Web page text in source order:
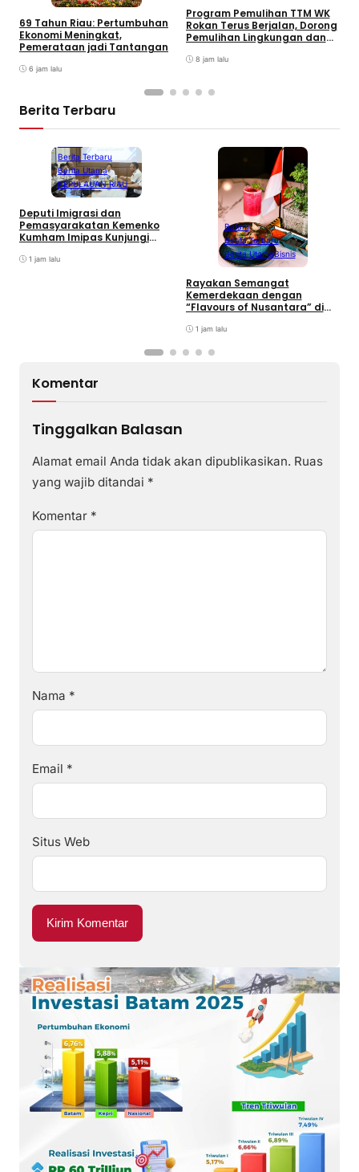
69 Tahun Riau: Pertumbuhan
Ekonomi Meningkat,
Pemerataan jadi Tantangan
6 jam lalu
Program Pemulihan TTM WK
Rokan Terus Berjalan, Dorong
Pemulihan Lingkungan dan
8 jam lalu
Berita Terbaru
Berita Terbaru
Berita Utama
KEPULAUAN RIAU
Deputi Imigrasi dan
Pemasyarakatan Kemenko
Kumham Imipas Kunjungi
Overstaying dan KUHP Baru
1 jam lalu
Batam
Berita Terbaru
Berita UtamaBisnis
Rayakan Semangat
Kemerdekaan dengan
“Flavours of Nusantara” di
Centre
1 jam lalu
Komentar
Tinggalkan Balasan
Alamat email Anda tidak akan dipublikasikan. Ruas
yang wajib ditandai *
Komentar *
Nama *
Email *
Situs Web